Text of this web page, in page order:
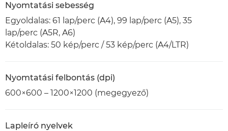
Nyomtatási sebesség
Egyoldalas: 61 lap/perc (A4), 99 lap/perc (A5), 35
lap/perc (A5R, A6)
Kétoldalas: 50 kép/perc / 53 kép/perc (A4/LTR)
Nyomtatási felbontás (dpi)
600×600 – 1200×1200 (megegyező)
Lapleíró nyelvek